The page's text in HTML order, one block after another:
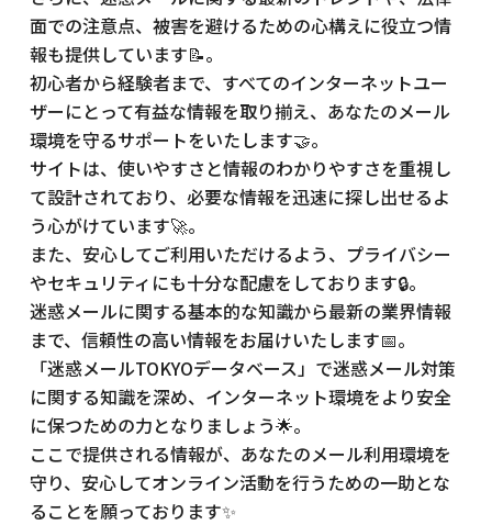
面での注意点、被害を避けるための心構えに役立つ情
報も提供しています📝。
初心者から経験者まで、すべてのインターネットユー
ザーにとって有益な情報を取り揃え、あなたのメール
環境を守るサポートをいたします🤝。
サイトは、使いやすさと情報のわかりやすさを重視し
て設計されており、必要な情報を迅速に探し出せるよ
う心がけています🚀。
また、安心してご利用いただけるよう、プライバシー
やセキュリティにも十分な配慮をしております🔒。
迷惑メールに関する基本的な知識から最新の業界情報
まで、信頼性の高い情報をお届けいたします📅。
「迷惑メールTOKYOデータベース」で迷惑メール対策
に関する知識を深め、インターネット環境をより安全
に保つための力となりましょう🌟。
ここで提供される情報が、あなたのメール利用環境を
守り、安心してオンライン活動を行うための一助とな
ることを願っております✨